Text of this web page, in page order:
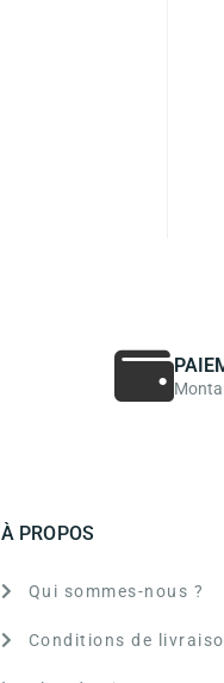
À PROPOS
Qui sommes-nous ?
Conditions de